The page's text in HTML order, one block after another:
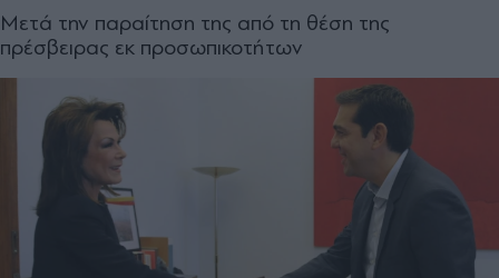
Μετά την παραίτηση της από τη θέση της
πρέσβειρας εκ προσωπικοτήτων